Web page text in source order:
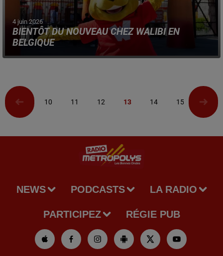
4 juin 2026
BIENTÔT DU NOUVEAU CHEZ WALIBI EN
BELGIQUE
Nouvelle attraction et nouvelle zone pour le parc
10 11 12 13 14 15 16
NEWS PODCASTS LA RADIO
PARTICIPEZ RÉGIE PUB